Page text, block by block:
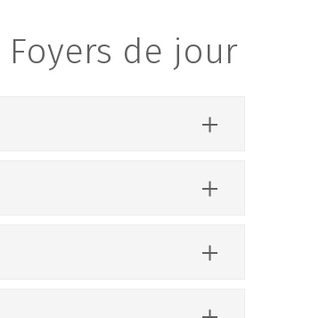
de jour